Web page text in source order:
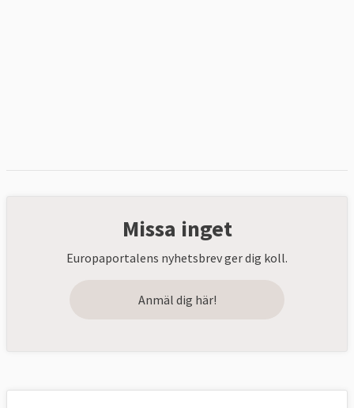
Missa inget
Europaportalens nyhetsbrev ger dig koll.
Anmäl dig här!